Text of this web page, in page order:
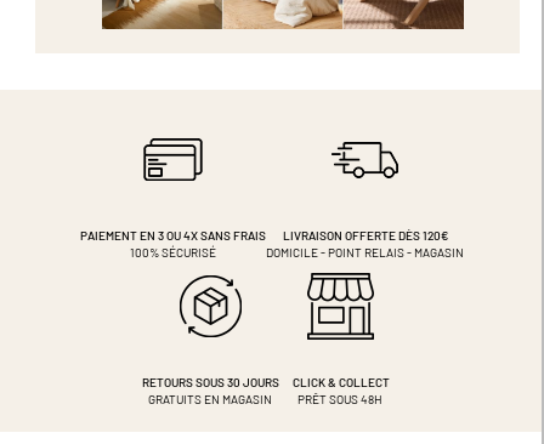
PAIEMENT EN 3 OU 4XSANS FRAIS
100% SÉCURISÉ
LIVRAISON OFFERTE DÈS 120€
DOMICILE - POINT RELAIS - MAGASIN
RETOURS SOUS 30 JOURS
GRATUITS EN MAGASIN
CLICK & COLLECT
PRÊT SOUS 48H